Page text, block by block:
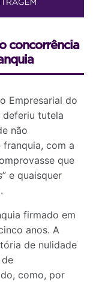
concorrência
Empresarial do
deferiu tutela
não
com a
que
” e quaisquer
firmado em
anos. A
de nulidade
como, por